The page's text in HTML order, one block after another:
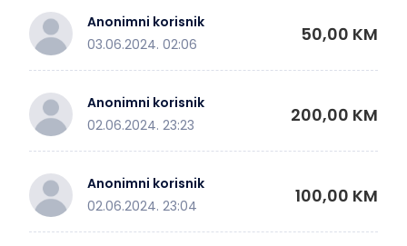
Anonimni korisnik
03.06.2024. 02:06
50,00 KM
Anonimni korisnik
02.06.2024. 23:23
200,00 KM
Anonimni korisnik
02.06.2024. 23:04
100,00 KM